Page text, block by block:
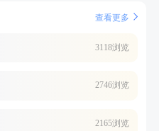
查看更多
3118浏览
2746浏览
2165浏览